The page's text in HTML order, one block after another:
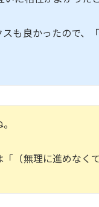
も良かったので、
（無理に進めなく